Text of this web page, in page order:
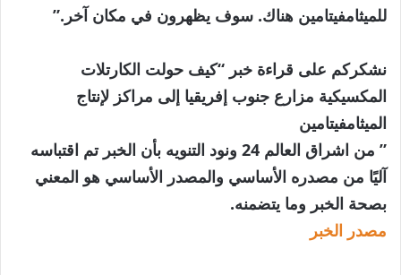
للميثامفيتامين هناك. سوف يظهرون في مكان آخر.”
نشكركم على قراءة خبر “كيف حولت الكارتلات
المكسيكية مزارع جنوب إفريقيا إلى مراكز لإنتاج
الميثامفيتامين
” من اشراق العالم 24 ونود التنويه بأن الخبر تم اقتباسه
آليًا من مصدره الأساسي والمصدر الأساسي هو المعني
بصحة الخبر وما يتضمنه.
مصدر الخبر